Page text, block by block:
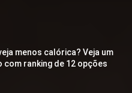
menos calórica? Veja um
ranking de 12 opções